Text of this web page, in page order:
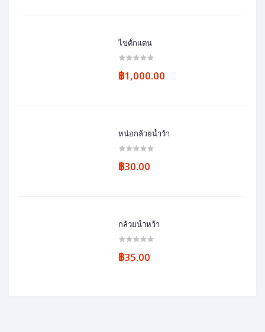
ไข่ตั้กแตน
฿1,000.00
หน่อกล้วยน้ำว้า
฿30.00
กล้วยน้ำหว้า
฿35.00